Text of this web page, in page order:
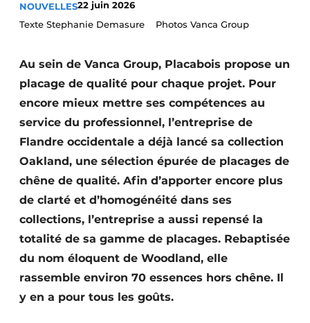
NOUVELLES22 juin 2026
Texte Stephanie Demasure Photos Vanca Group
Au sein de Vanca Group, Placabois propose un
placage de qualité pour chaque projet. Pour
encore mieux mettre ses compétences au
service du professionnel, l’entreprise de
Flandre occidentale a déjà lancé sa collection
Oakland, une sélection épurée de placages de
chêne de qualité. Afin d’apporter encore plus
de clarté et d’homogénéité dans ses
collections, l’entreprise a aussi repensé la
totalité de sa gamme de placages. Rebaptisée
du nom éloquent de Woodland, elle
rassemble environ 70 essences hors chêne. Il
y en a pour tous les goûts.